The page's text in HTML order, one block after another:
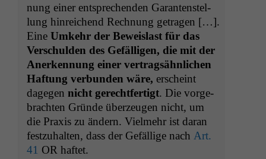
nung ein­er entsprechen­den Garan­ten­stel­
lung hin­re­ichend Rech­nung getra­gen […].
Eine Umkehr der Beweis­last für das
Ver­schulden des Gefäl­li­gen, die mit der
Anerken­nung ein­er ver­tragsähn­lichen
Haf­tung ver­bun­den wäre, erscheint
dage­gen nicht gerecht­fer­tigt. Die vorge­
bracht­en Gründe überzeu­gen nicht, um
die Prax­is zu ändern. Vielmehr ist daran
festzuhal­ten, dass der Gefäl­lige nach Art.
41 OR haftet.